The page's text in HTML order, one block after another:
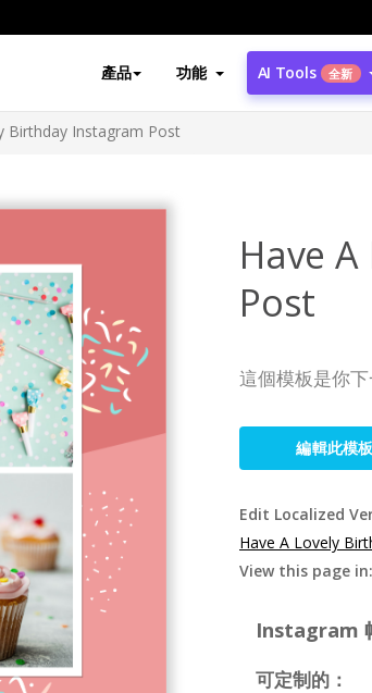
產品 功能 AI Tools 全新
Birthday Instagram Post
Have
Post
這個模板是你
編輯此模板
Edit Localized
Have A Lovely
View this page in:
Instagram
可定制的：